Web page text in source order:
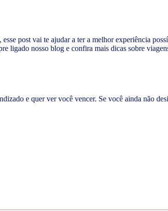
post vai te ajudar a ter a melhor experiência
ligado nosso blog e confira mais dicas sobre
e quer ver você vencer. Se você ainda não